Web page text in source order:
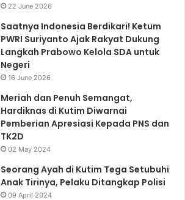
22 June 2026
Saatnya Indonesia Berdikari! Ketum
PWRI Suriyanto Ajak Rakyat Dukung
Langkah Prabowo Kelola SDA untuk
Negeri
16 June 2026
Meriah dan Penuh Semangat,
Hardiknas di Kutim Diwarnai
Pemberian Apresiasi Kepada PNS dan
TK2D
02 May 2024
Seorang Ayah di Kutim Tega Setubuhi
Anak Tirinya, Pelaku Ditangkap Polisi
09 April 2024